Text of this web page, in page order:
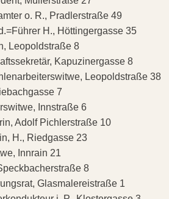
o. R., Pradlerstraße 49
H., Höttingergasse 35
Leopoldstraße 8
Kapuzinergasse 8
Leopoldstraße 38
7
Innstraße 6
Adolf Pichlerstraße 10
H., Riedgasse 23
Innrain 21
8
Glasmalereistraße 1